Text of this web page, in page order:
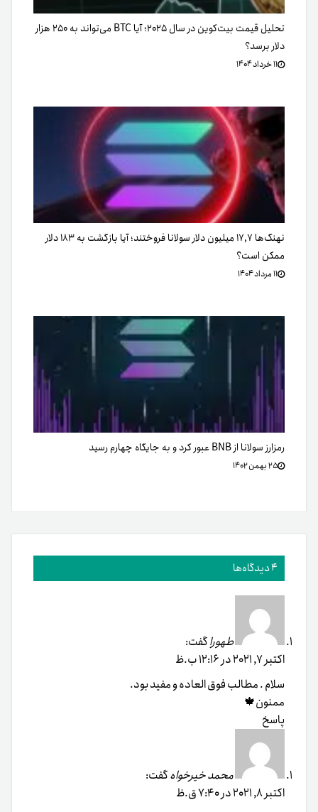
تحلیل قیمت بیت‌کوین در سال ۲۰۲۵؛ آیا BTC می‌تواند به ۲۵۰ هزار
دلار برسد؟
۱۱ خرداد ۱۴۰۴
نهنگ‌ها ۱۷,۷ میلیون دلار سولانا فروختند؛ آیا بازگشت به ۱۸۳ دلار
ممکن است؟
۱۱ مرداد ۱۴۰۴
رمزارز سولانا از BNB عبور کرد و به جایگاه چهارم رسید
۲۵ بهمن ۱۴۰۲
4 دیدگاه‌ها
طهوراگفت:
اکتبر 7, 2021 در 12:16 ب.ظ
سلام . مطالب فوق العاده و مفید بود.
ممنون🍁
پاسخ
محمد خیرخواهگفت:
اکتبر 8, 2021 در 7:40 ق.ظ